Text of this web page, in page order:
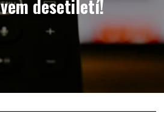
desetiletí!